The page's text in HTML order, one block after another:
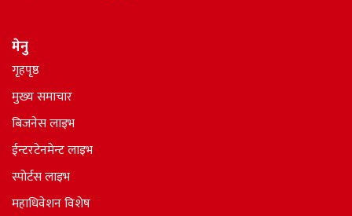
मेनु
गृहपृष्ठ
मुख्य समाचार
बिजनेस लाइभ
ईन्टरटेनमेन्ट लाइभ
स्पोर्टस लाइभ
महाधिवेशन विशेष